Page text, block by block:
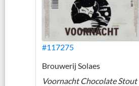
#117275
Brouwerij Solaes
Voornacht Chocolate Stout